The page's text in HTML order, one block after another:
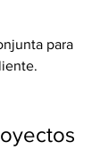
para